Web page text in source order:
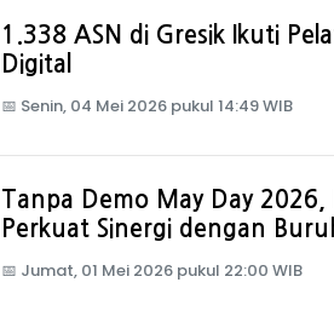
1.338 ASN di Gresik Ikuti
Digital
📅 Senin, 04 Mei 2026 pukul 14:49 WIB
Tanpa Demo May Day 2026,
Perkuat Sinergi dengan
📅 Jumat, 01 Mei 2026 pukul 22:00 WIB